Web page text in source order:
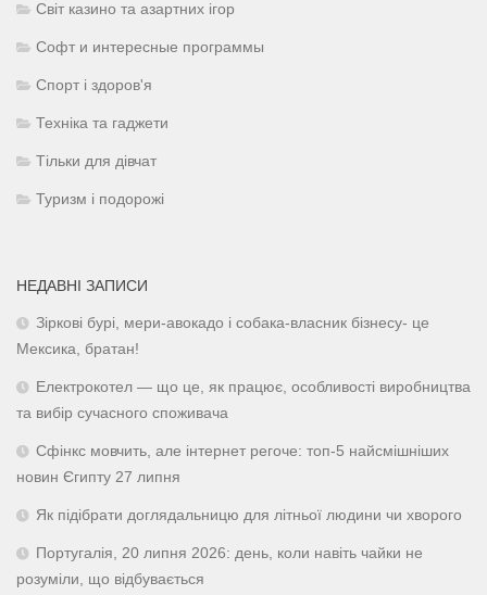
Світ казино та азартних ігор
Софт и интересные программы
Спорт і здоров'я
Техніка та гаджети
Тільки для дівчат
Туризм і подорожі
НЕДАВНІ ЗАПИСИ
Зіркові бурі, мери-авокадо і собака-власник бізнесу- це
Мексика, братан!
Електрокотел — що це, як працює, особливості виробництва
та вибір сучасного споживача
Сфінкс мовчить, але інтернет регоче: топ-5 найсмішніших
новин Єгипту 27 липня
Як підібрати доглядальницю для літньої людини чи хворого
Португалія, 20 липня 2026: день, коли навіть чайки не
розуміли, що відбувається